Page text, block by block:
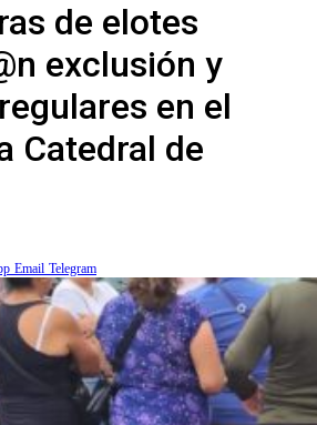
de elotes
exclusión y
en el
Catedral de
Email Telegram